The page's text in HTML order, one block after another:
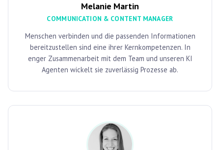
Melanie Martin
COMMUNICATION & CONTENT MANAGER
Menschen verbinden und die passenden Informationen
bereitzustellen sind eine ihrer Kernkompetenzen. In
enger Zusammenarbeit mit dem Team und unseren KI
Agenten wickelt sie zuverlässig Prozesse ab.